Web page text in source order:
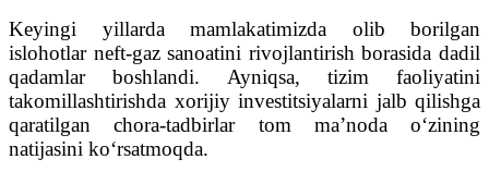
Keyingi yillarda mamlakatimizda olib borilgan
islohotlar neft-gaz sanoatini rivojlantirish borasida dadil
qadamlar boshlandi. Ayniqsa, tizim faoliyatini
takomillashtirishda xorijiy investitsiyalarni jalb qilishga
qaratilgan chora-tadbirlar tom ma’noda o‘zining
natijasini ko‘rsatmoqda.